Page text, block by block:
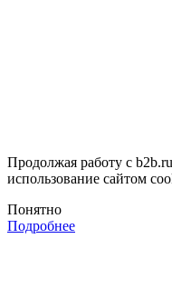
Продолжая работу с
использование сайтом
Понятно
Подробнее